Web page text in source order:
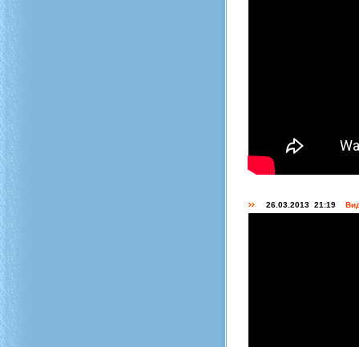
26.03.2013 21:19